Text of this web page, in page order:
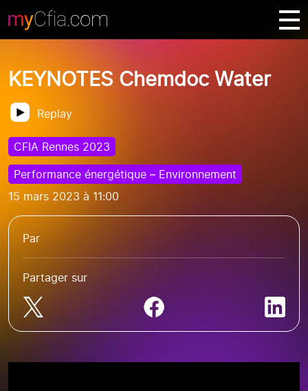
KEYNOTES Chemdoc Water
Replay
CFIA Rennes 2023
Performance énergétique – Environnement
15 mars 2023 à 11:00
Par
Partager sur